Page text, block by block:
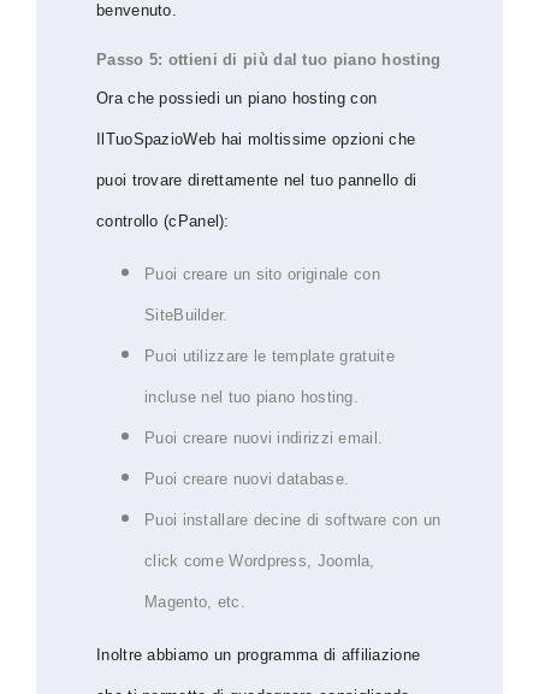
benvenuto.
Passo 5: ottieni di più dal tuo piano hosting
Ora che possiedi un piano hosting con
IlTuoSpazioWeb hai moltissime opzioni che
puoi trovare direttamente nel tuo pannello di
controllo (cPanel):
Puoi creare un sito originale con
SiteBuilder.
Puoi utilizzare le template gratuite
incluse nel tuo piano hosting.
Puoi creare nuovi indirizzi email.
Puoi creare nuovi database.
Puoi installare decine di software con un
click come Wordpress, Joomla,
Magento, etc.
Inoltre abbiamo un programma di affiliazione